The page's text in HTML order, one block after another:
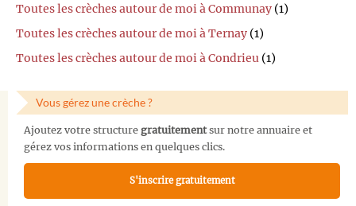
Toutes les crèches autour de moi à Communay (1)
Toutes les crèches autour de moi à Ternay (1)
Toutes les crèches autour de moi à Condrieu (1)
Vous gérez une crèche ?
Ajoutez votre structure gratuitementsur notre annuaire et
gérez vos informations en quelques clics.
S'inscrire gratuitement